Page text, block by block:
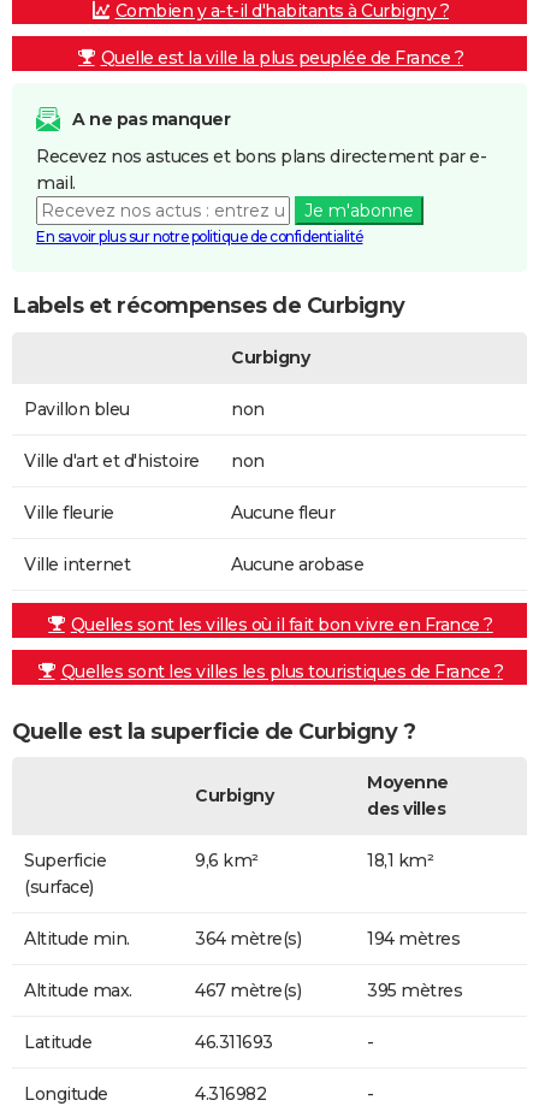
Combien y a-t-il d'habitants à Curbigny ?
Quelle est la ville la plus peuplée de France ?
A ne pas manquer
Recevez nos astuces et bons plans directement par e-
mail.
Je m'abonne
En savoir plus sur notre politique de confidentialité
Labels et récompenses de Curbigny
Curbigny
Pavillon bleu non
Ville d'art et d'histoire non
Ville fleurie Aucune fleur
Ville internet Aucune arobase
Quelles sont les villes où il fait bon vivre en France ?
Quelles sont les villes les plus touristiques de France ?
Quelle est la superficie de Curbigny ?
Curbigny
Moyenne
des villes
Superficie
(surface)
9,6 km² 18,1 km²
Altitude min. 364 mètre(s) 194 mètres
Altitude max. 467 mètre(s) 395 mètres
Latitude 46.311693 -
Longitude 4.316982 -